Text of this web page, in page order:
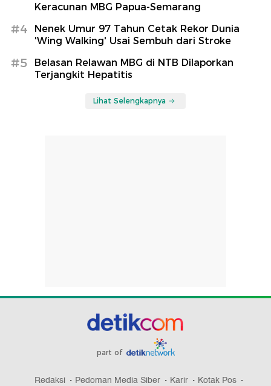
Keracunan MBG Papua-Semarang
#4
Nenek Umur 97 Tahun Cetak Rekor Dunia
'Wing Walking' Usai Sembuh dari Stroke
#5
Belasan Relawan MBG di NTB Dilaporkan
Terjangkit Hepatitis
Lihat Selengkapnya
part of
Redaksi Pedoman Media Siber Karir Kotak Pos